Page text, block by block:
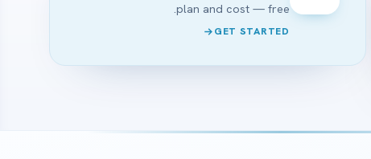
plan and cost — free.
GET STARTED